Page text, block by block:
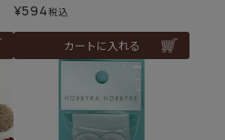
¥594税込
カートに入れる